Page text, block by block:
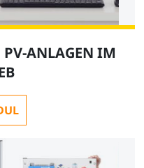
ANLAGEN IM